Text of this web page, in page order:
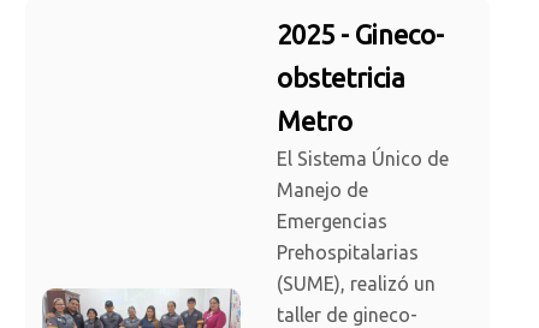
2025 - Gineco-
obstetricia
Metro
El Sistema Único de
Manejo de
Emergencias
Prehospitalarias
(SUME), realizó un
taller de gineco-